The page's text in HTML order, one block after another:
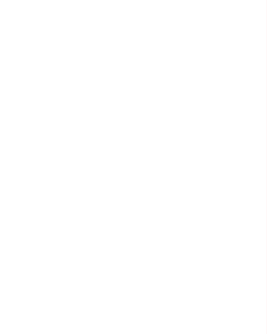
[公司变更注销]重庆正青禾财务咨询有
重庆住房公积金缴存单位账户注销办理
蓝黛动：中豪律师集团（重庆）事务所
重庆子钦财务咨询有限公司|重庆子钦财